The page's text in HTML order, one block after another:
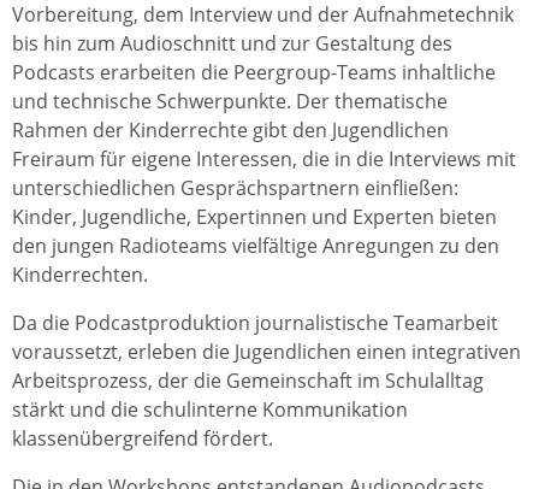
Vorbereitung, dem Interview und der Aufnahmetechnik
bis hin zum Audioschnitt und zur Gestaltung des
Podcasts erarbeiten die Peergroup-Teams inhaltliche
und technische Schwerpunkte. Der thematische
Rahmen der Kinderrechte gibt den Jugendlichen
Freiraum für eigene Interessen, die in die Interviews mit
unterschiedlichen Gesprächspartnern einfließen:
Kinder, Jugendliche, Expertinnen und Experten bieten
den jungen Radioteams vielfältige Anregungen zu den
Kinderrechten.
Da die Podcastproduktion journalistische Teamarbeit
voraussetzt, erleben die Jugendlichen einen integrativen
Arbeitsprozess, der die Gemeinschaft im Schulalltag
stärkt und die schulinterne Kommunikation
klassenübergreifend fördert.